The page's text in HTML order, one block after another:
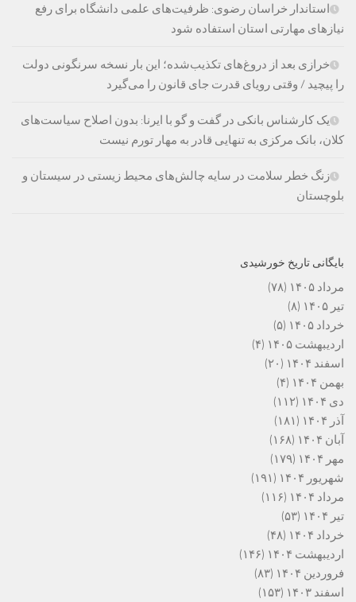
استاندار خراسان رضوی: ظرفیت‌های علمی دانشگاه برای رفع
نیازهای مهارتی استان استفاده شود
خرازی بعد از دروغ‌های تکذیب‌شده؛ این بار نسخه سرنگونی دولت
را پیچید / وقتی رویای قدرت جای قانون را می‌گیرد
یک کارشناس بانکی در گفت و گو با ایرنا: بدون اصلاح سیاست‌های
کلان، بانک مرکزی به تنهایی قادر به مهار تورم نیست
زنگ خطر سلامت در سایه چالش‌های محیط زیستی در سیستان و
بلوچستان
بایگانی تاریخ خورشیدی
مرداد ۱۴۰۵
(۷۸)
تیر ۱۴۰۵
(۸)
خرداد ۱۴۰۵
(۵)
اردیبهشت ۱۴۰۵
(۴)
اسفند ۱۴۰۴
(۲۰)
بهمن ۱۴۰۴
(۴)
دی ۱۴۰۴
(۱۱۲)
آذر ۱۴۰۴
(۱۸۱)
آبان ۱۴۰۴
(۱۶۸)
مهر ۱۴۰۴
(۱۷۹)
شهریور ۱۴۰۴
(۱۹۱)
مرداد ۱۴۰۴
(۱۱۶)
تیر ۱۴۰۴
(۵۳)
خرداد ۱۴۰۴
(۴۸)
اردیبهشت ۱۴۰۴
(۱۴۶)
فروردین ۱۴۰۴
(۸۳)
اسفند ۱۴۰۳
(۱۵۳)